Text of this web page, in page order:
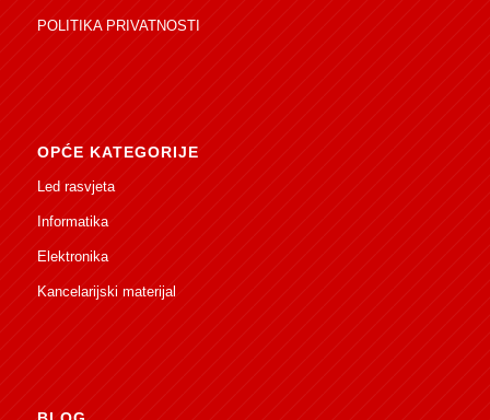
POLITIKA PRIVATNOSTI
OPĆE KATEGORIJE
Led rasvjeta
Informatika
Elektronika
Kancelarijski materijal